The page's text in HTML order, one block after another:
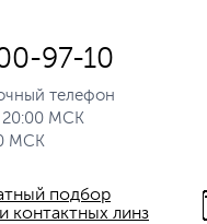
97-10
телефон
МСК
МСК
подбор
контактных линз